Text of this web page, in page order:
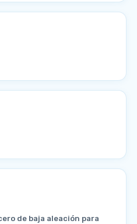
de baja aleación para